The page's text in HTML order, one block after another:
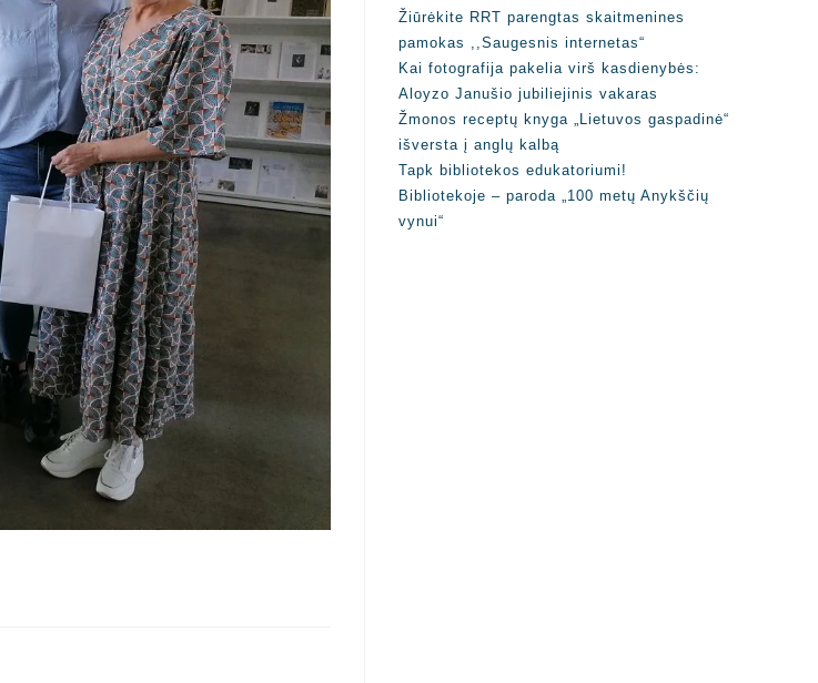
Žiūrėkite RRT parengtas skaitmenines
pamokas ,,Saugesnis internetas“
Kai fotografija pakelia virš kasdienybės:
Aloyzo Janušio jubiliejinis vakaras
Žmonos receptų knyga „Lietuvos gaspadinė“
išversta į anglų kalbą
Tapk bibliotekos edukatoriumi!
Bibliotekoje – paroda „100 metų Anykščių
vynui“